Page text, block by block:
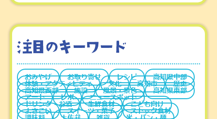
おみやげ お取り寄せ レシピ 高知県中部
体験・アクティビティ 文化 高知市 歴史
高知県西部 施設 風景・景色 高知県東部
アート レポ ニュースポット
ドリンク・お酒 生鮮食材 こども向け
よさこい スイーツ・菓子 ストック食材